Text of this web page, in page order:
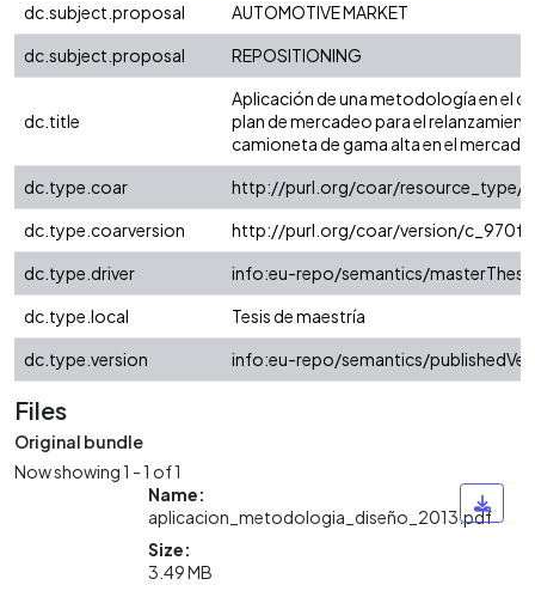
dc.subject.proposal
AUTOMOTIVE MARKET
dc.subject.proposal
REPOSITIONING
dc.title
Aplicación de una metodología en el
plan de mercadeo para el
camioneta de gama alta en el
dc.type.coar
http://purl.org/coar/resource_type/
dc.type.coarversion
http://purl.org/coar/version/
dc.type.driver
info:eu-repo/semantics/masterThesis
dc.type.local
Tesis de maestría
dc.type.version
info:eu-repo/semantics/
Files
Original bundle
Now showing1 - 1 of 1
Name:
aplicacion_metodologia_diseño_2013.pdf
Size:
3.49 MB